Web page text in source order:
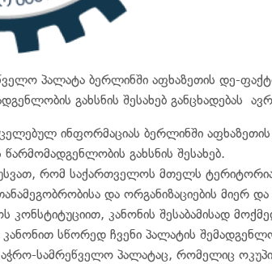
პალატა ბერლინში აფხაზეთის დე-
გახსნის შესახებ განცხადებას
ინფორმაციას ბერლინში
გახსნის შესახებ.
რომ საქართველოს მთელს
და ორგანიზაციების მიერ
კონსტიტუციით, კანონის შესაბამისად
სწორედ ჩვენი პალატის
სამრეწველო პალატაც, რომელიც